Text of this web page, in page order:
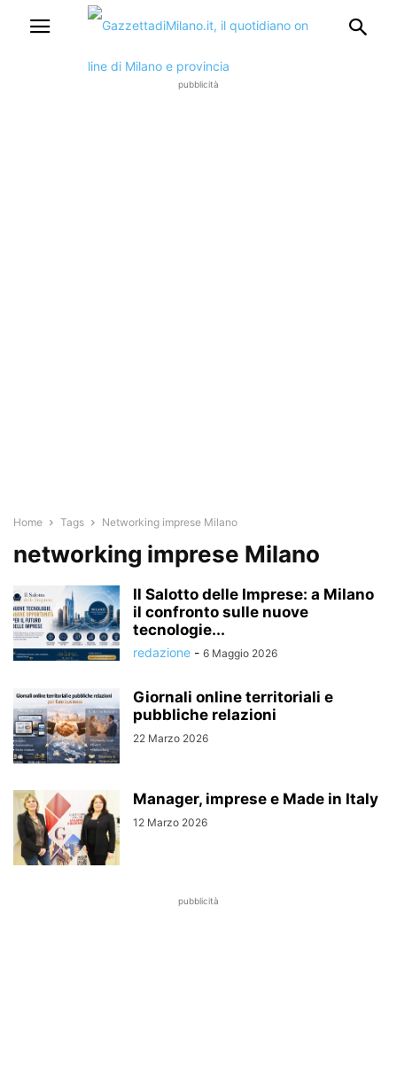
pubblicità
Home Tags Networking imprese Milano
networking imprese Milano
Il Salotto delle Imprese: a Milano
il confronto sulle nuove
tecnologie...
redazione - 6 Maggio 2026
Giornali online territoriali e
pubbliche relazioni
22 Marzo 2026
Manager, imprese e Made in Italy
12 Marzo 2026
pubblicità